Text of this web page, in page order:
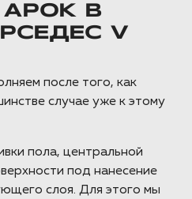
В
V
после того, как
случае уже к этому
пола, центральной
под нанесение
слоя. Для этого мы